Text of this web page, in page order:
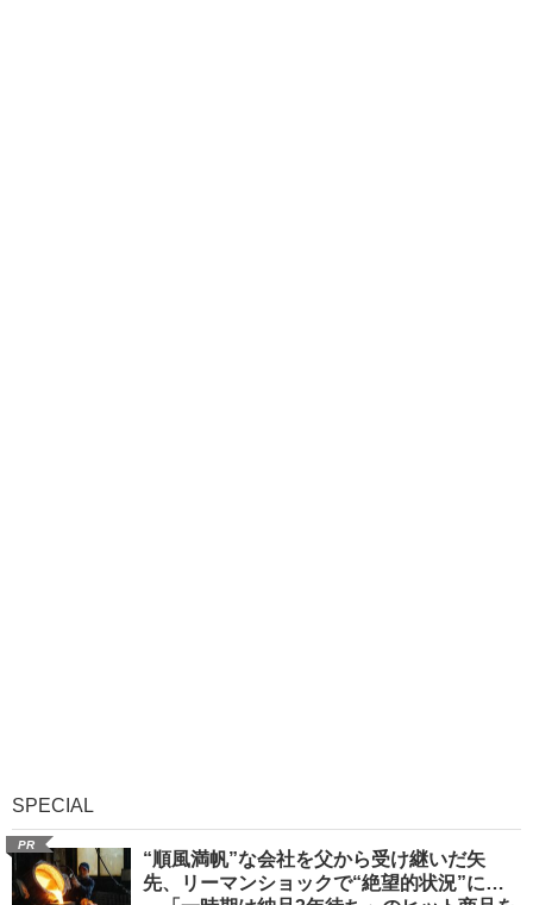
SPECIAL
PR
“順風満帆”な会社を父から受け継いだ矢
先、リーマンショックで“絶望的状況”に…